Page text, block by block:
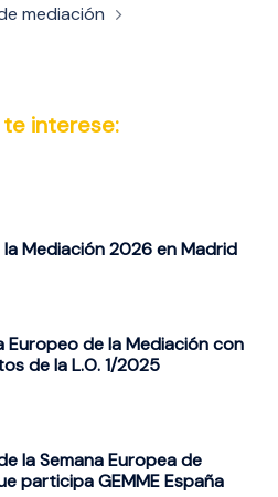
mediación
interese:
Mediación 2026 en Madrid
Europeo de la Mediación con
de la L.O. 1/2025
la Semana Europea de
participa GEMME España